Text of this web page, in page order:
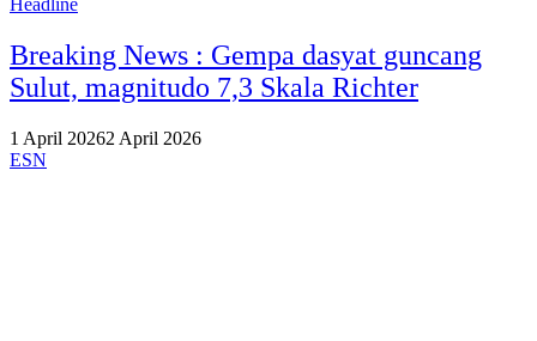
Breaking News : Gempa dasyat guncang
Sulut, magnitudo 7,3 Skala Richter
1 April 20262 April 2026
ESN